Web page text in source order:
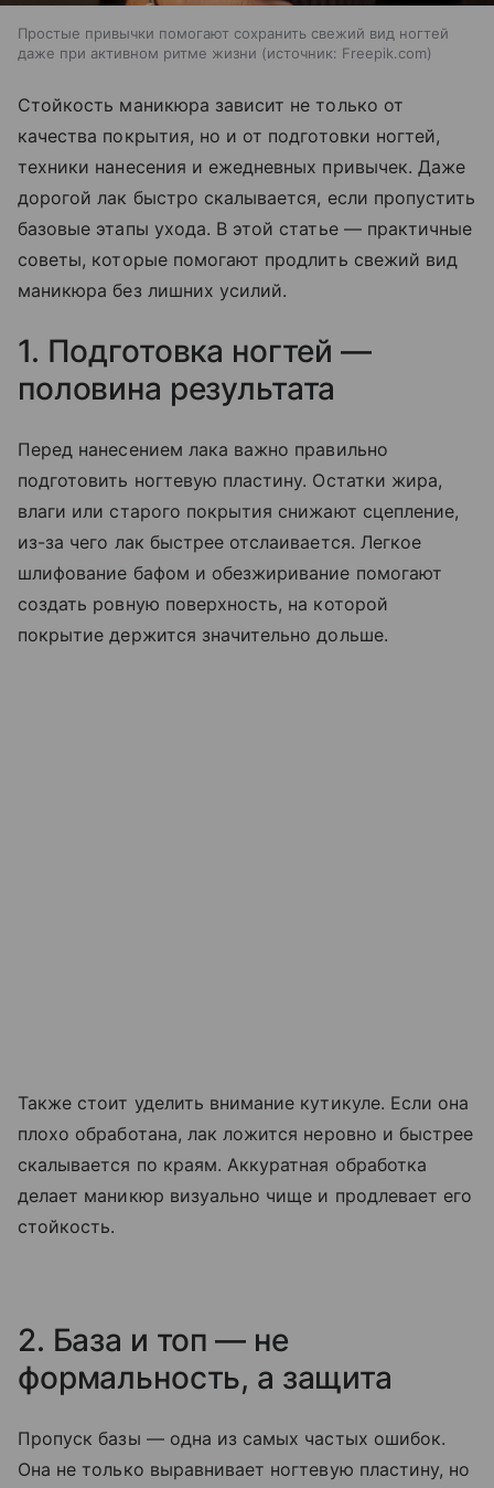
Простые привычки помогают сохранить свежий вид ногтей
даже при активном ритме жизни
источник: Freepik.com
Стойкость маникюра зависит не только от
качества покрытия, но и от подготовки ногтей,
техники нанесения и ежедневных привычек. Даже
дорогой лак быстро скалывается, если пропустить
базовые этапы ухода. В этой статье — практичные
советы, которые помогают продлить свежий вид
маникюра без лишних усилий.
1. Подготовка ногтей —
половина результата
Перед нанесением лака важно правильно
подготовить ногтевую пластину. Остатки жира,
влаги или старого покрытия снижают сцепление,
из-за чего лак быстрее отслаивается. Легкое
шлифование бафом и обезжиривание помогают
создать ровную поверхность, на которой
покрытие держится значительно дольше.
Также стоит уделить внимание кутикуле. Если она
плохо обработана, лак ложится неровно и быстрее
скалывается по краям. Аккуратная обработка
делает маникюр визуально чище и продлевает его
стойкость.
2. База и топ — не
формальность, а защита
Пропуск базы — одна из самых частых ошибок.
Она не только выравнивает ногтевую пластину, но